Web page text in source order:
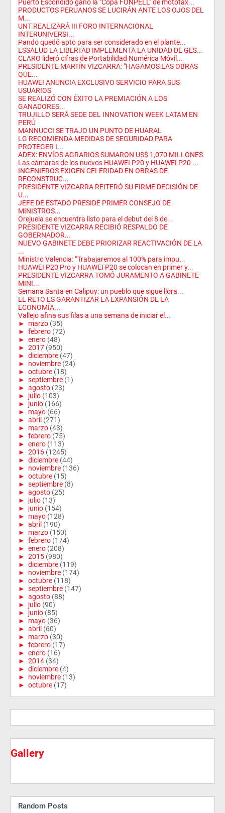
Puerto Escondido ganó la "Copa FONPELL" de mototax...
PRODUCTOS PERUANOS SE LUCIRÁN ANTE LOS OJOS DEL
M...
UNT REALIZARÁ III FORO INTERNACIONAL
INTERUNIVERSI...
Pando quedó apto para ser considerado en el plante...
ESSALUD LA LIBERTAD IMPLEMENTA LA UNIDAD DE GES...
CLARO lideró cifras de Portabilidad Numérica Móvil...
PRESIDENTE MARTÍN VIZCARRA: "HAGAMOS LAS OBRAS
QUE...
HUAWEI ANUNCIA EXCLUSIVO SERVICIO PARA SUS
USUARIOS
SE REALIZÓ CON ÉXITO LA PREMIACIÓN A LOS
GANADORES...
TRUJILLO SERÁ SEDE DEL INNOVATION WEEK LATAM EN
PERÚ
MANNUCCI SE TRAJO UN PUNTO DE HUARAL
LG RECOMIENDA MEDIDAS DE SEGURIDAD PARA
PROTEGER I...
ADEX: ENVÍOS AGRARIOS SUMARON US$ 1,070 MILLONES
Las cámaras de los nuevos HUAWEI P20 y HUAWEI P20 ...
INGENIEROS EXIGEN CELERIDAD EN OBRAS DE
RECONSTRUC...
PRESIDENTE VIZCARRA REITERÓ SU FIRME DECISIÓN DE
U...
JEFE DE ESTADO PRESIDE PRIMER CONSEJO DE
MINISTROS...
Orejuela se encuentra listo para el debut del 8 de...
PRESIDENTE VIZCARRA RECIBIÓ RESPALDO DE
GOBERNADOR...
NUEVO GABINETE DEBE PRIORIZAR REACTIVACIÓN DE LA
...
Ministro Valencia: “Trabajaremos al 100% para impu...
HUAWEI P20 Pro y HUAWEI P20 se colocan en primer y...
PRESIDENTE VIZCARRA TOMÓ JURAMENTO A GABINETE
MINI...
Semana Santa en Calipuy: un pueblo que sigue llora...
EL RETO ES GARANTIZAR LA EXPANSIÓN DE LA
ECONOMÍA...
Vallejo afina sus filas a una semana de iniciar el...
► marzo (35)
► febrero (72)
► enero (48)
► 2017 (950)
► diciembre (47)
► noviembre (24)
► octubre (18)
► septiembre (1)
► agosto (23)
► julio (103)
► junio (166)
► mayo (66)
► abril (271)
► marzo (43)
► febrero (75)
► enero (113)
► 2016 (1245)
► diciembre (44)
► noviembre (136)
► octubre (15)
► septiembre (8)
► agosto (25)
► julio (13)
► junio (154)
► mayo (128)
► abril (190)
► marzo (150)
► febrero (174)
► enero (208)
► 2015 (980)
► diciembre (119)
► noviembre (174)
► octubre (118)
► septiembre (147)
► agosto (88)
► julio (90)
► junio (85)
► mayo (36)
► abril (60)
► marzo (30)
► febrero (17)
► enero (16)
► 2014 (34)
► diciembre (4)
► noviembre (13)
► octubre (17)
Gallery
Random Posts